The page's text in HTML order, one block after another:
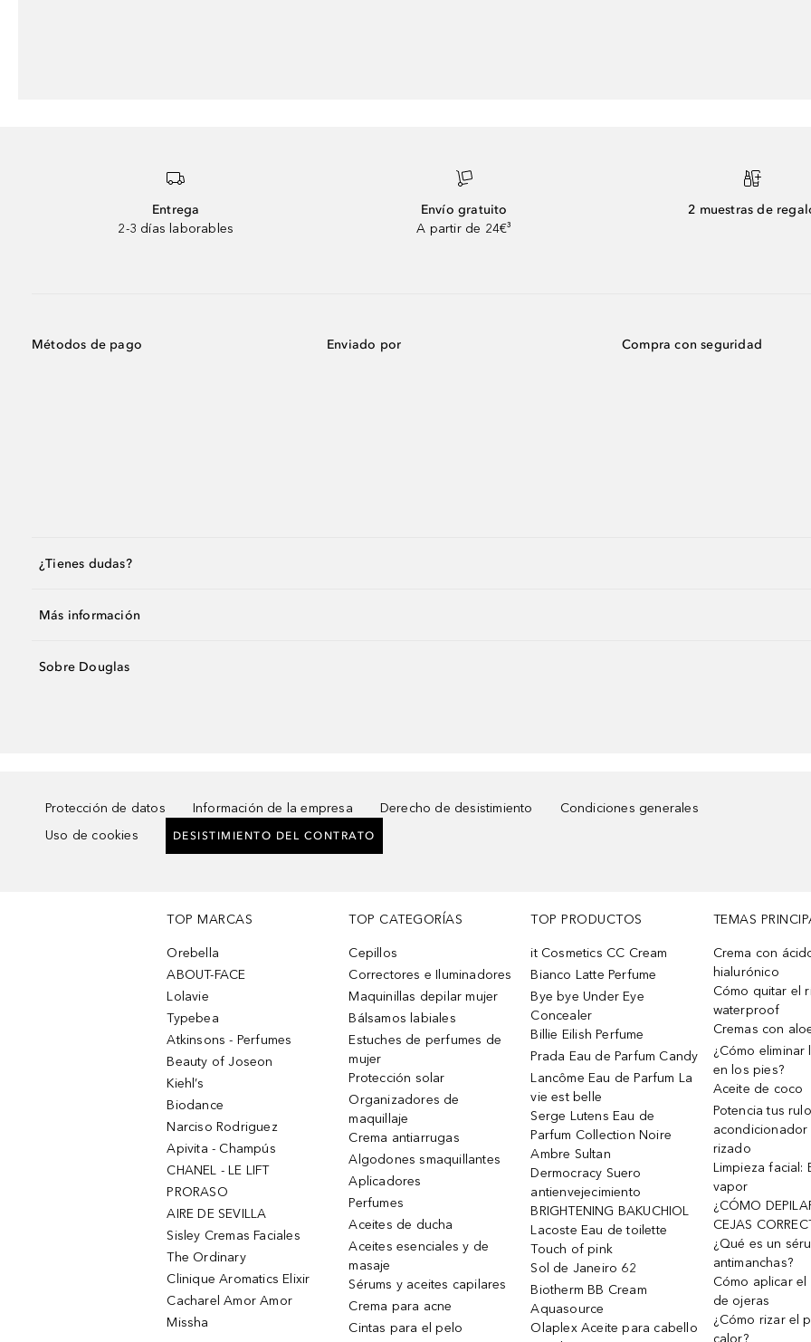
Entrega
2-3 días laborables
Envío gratuito
A partir de 24€³
2 muestras de
Métodos de pago Enviado por Compra con seguridad
¿Tienes dudas?
Más información
Sobre Douglas
Protección de datos Información de la empresa Derecho de desistimiento
Condiciones generales
Uso de cookies
DESISTIMIENTO DEL CONTRATO
TOP MARCAS
Orebella
ABOUT-FACE
Lolavie
Typebea
Atkinsons - Perfumes
Beauty of Joseon
Kiehl’s
Biodance
Narciso Rodriguez
Apivita - Champús
CHANEL - LE LIFT
PRORASO
AIRE DE SEVILLA
Sisley Cremas Faciales
The Ordinary
Clinique Aromatics Elixir
Cacharel Amor Amor
Missha
TOP CATEGORÍAS
Cepillos
Correctores e Iluminadores
Maquinillas depilar mujer
Bálsamos labiales
Estuches de perfumes de
mujer
Protección solar
Organizadores de
maquillaje
Crema antiarrugas
Algodones smaquillantes
Aplicadores
Perfumes
Aceites de ducha
Aceites esenciales y de
masaje
Sérums y aceites capilares
Crema para acne
Cintas para el pelo
TOP PRODUCTOS
it Cosmetics CC Cream
Bianco Latte Perfume
Bye bye Under Eye
Concealer
Billie Eilish Perfume
Prada Eau de Parfum Candy
Lancôme Eau de Parfum La
vie est belle
Serge Lutens Eau de
Parfum Collection Noire
Ambre Sultan
Dermocracy Suero
antienvejecimiento
BRIGHTENING BAKUCHIOL
Lacoste Eau de toilette
Touch of pink
Sol de Janeiro 62
Biotherm BB Cream
Aquasource
Olaplex Aceite para cabello
TEMAS
Crema con
hialurónico
Cómo quitar el
waterproof
Cremas con
¿Cómo eliminar
en los pies?
Aceite de coco
Potencia tus
rizado
Limpieza facial:
vapor
¿CÓMO
CEJAS
¿Qué es un
antimanchas?
Cómo aplicar
de ojeras
¿Cómo rizar el
calor?